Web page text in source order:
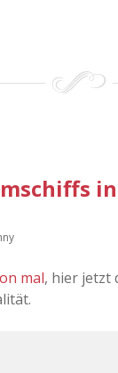
mal, hier jetzt